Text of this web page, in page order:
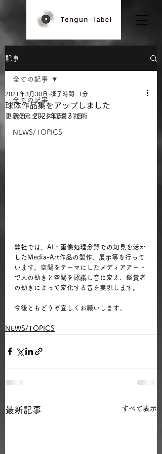
記事
全ての記事
3次元データ処理・技術
NEWS/TOPICS
全ての記事
球体作品集をアップしました
2021年3月30日 読了時間: 1分
更新日：2021年3月31日
弊社では、AI・画像処理分野での知見を活か
したMedia-Art作品の製作、展示等を行って
います。空間をテーマにしたメディアアート
で人の動きと空間を認識し音に変え、鑑賞者
の動きによって変化する音を実現します。
今後ともどうぞ宜しくお願いします。
NEWS/TOPICS
最新記事 すべて表示